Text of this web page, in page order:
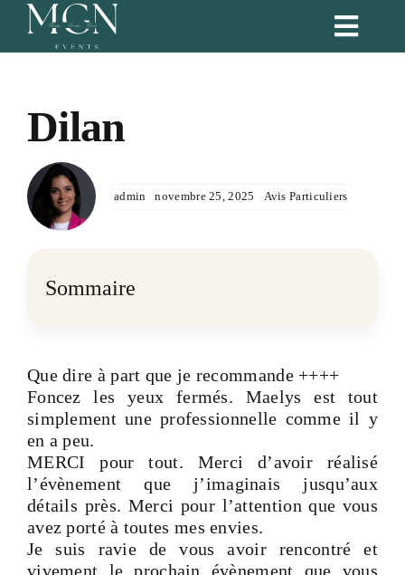
Passer
Toggle
Nos services
Formules
Notre équipe
Devis & Contact
Dilan
admin novembre 25, 2025 Avis Particuliers
Que dire à part que je recommande ++++
Foncez les yeux fermés. Maelys est tout
simplement une professionnelle comme il y
en a peu.
MERCI pour tout. Merci d’avoir réalisé
l’évènement que j’imaginais jusqu’aux
détails près. Merci pour l’attention que vous
avez porté à toutes mes envies.
Je suis ravie de vous avoir rencontré et
vivement le prochain évènement que vous
Sommaire